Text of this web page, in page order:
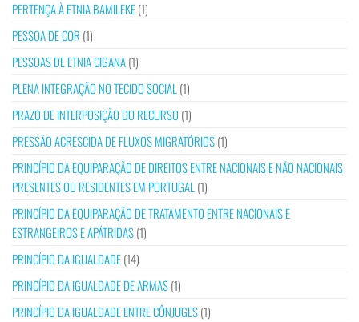
PERTENÇA À ETNIA BAMILEKE(1)
PESSOA DE COR (1)
PESSOAS DE ETNIA CIGANA(1)
PLENA INTEGRAÇÃO NO TECIDO SOCIAL (1)
PRAZO DE INTERPOSIÇÃO DO RECURSO (1)
PRESSÃO ACRESCIDA DE FLUXOS MIGRATÓRIOS(1)
PRINCÍPIO DA EQUIPARAÇÃO DE DIREITOS ENTRE NACIONAIS E NÃO NACIONAIS
PRESENTES OU RESIDENTES EM PORTUGAL (1)
PRINCÍPIO DA EQUIPARAÇÃO DE TRATAMENTO ENTRE NACIONAIS E
ESTRANGEIROS E APÁTRIDAS(1)
PRINCÍPIO DA IGUALDADE(14)
PRINCÍPIO DA IGUALDADE DE ARMAS(1)
PRINCÍPIO DA IGUALDADE ENTRE CÔNJUGES(1)